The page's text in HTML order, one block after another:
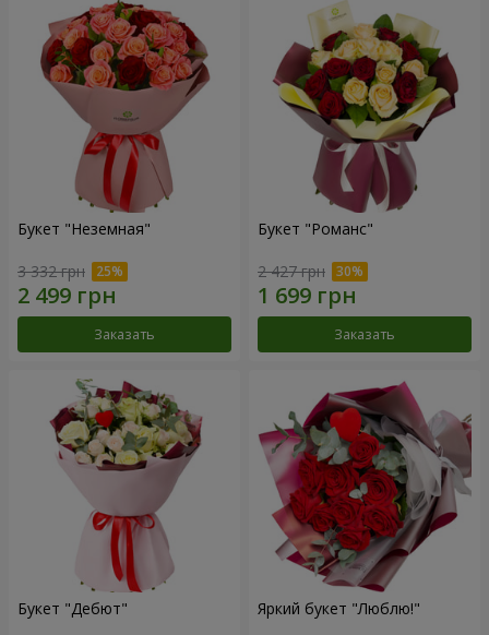
Букет "Неземная"
3 332 грн
Заказать
Букет "Романс"
2 427 грн
Заказать
Букет "Дебют" Яркий букет "Люблю!"